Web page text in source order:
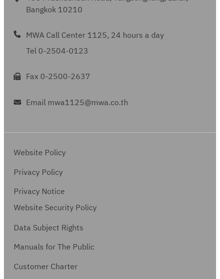
Bangkok 10210
MWA Call Center 1125, 24 hours a day
Tel 0-2504-0123
Fax 0-2500-2637
Email mwa1125@mwa.co.th
Website Policy
Privacy Policy
Privacy Notice
Website Security Policy
Data Subject Rights
Manuals for The Public
Customer Charter